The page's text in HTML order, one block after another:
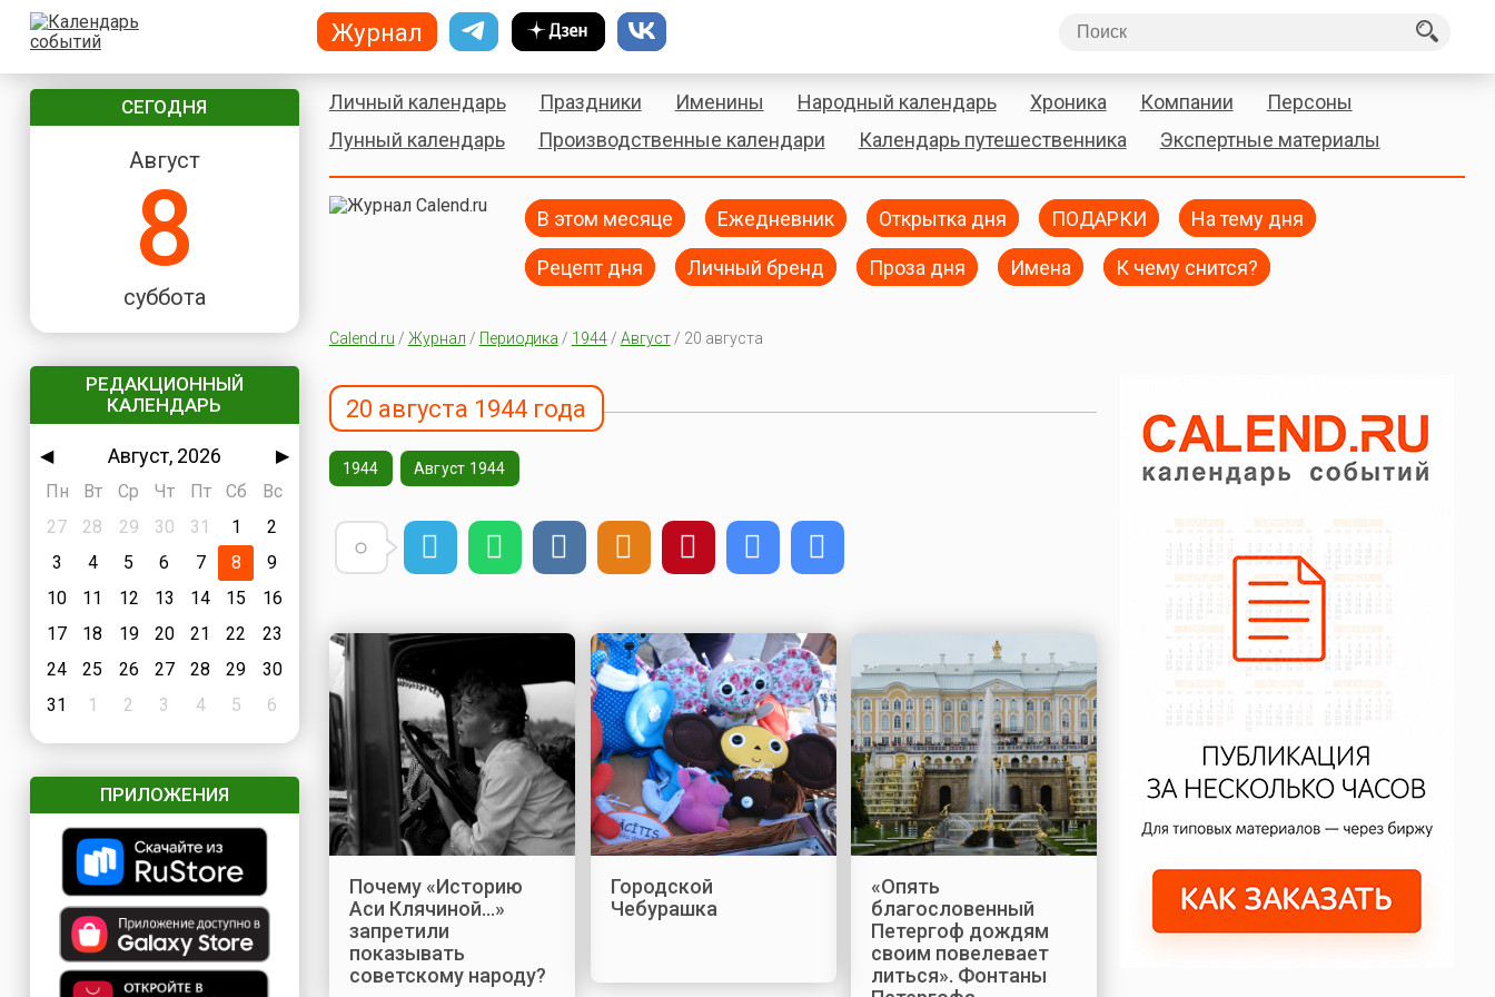
СЕГОДНЯ
Август
8
суббота
РЕДАКЦИОННЫЙ
КАЛЕНДАРЬ
◀ Август, 2026
▶
Пн
Вт Ср Чт Пт Сб
Вс
27
28 29 30 31 1
2
3
4 5 6 7 8
9
10
11 12 13 14 15
16
17
18 19 20 21 22
23
24
25 26 27 28 29
30
31
1 2 3 4 5 6
ПРИЛОЖЕНИЯ
Личный календарь Праздники Именины Народный календарь Хроника Компании
Персоны
Лунный календарь
Производственные календари Календарь путешественника Экспертные материалы
В этом месяце Ежедневник Открытка дня ПОДАРКИ На тему дня
Рецепт дня Личный бренд Проза дня Имена К чему снится?
Calend.ru / Журнал / Периодика / 1944/ Август/ 20 августа
20 августа 1944 года
1944 Август 1944
Почему «Историю
Аси Клячиной…»
запретили
показывать
советскому народу?
Городской
Чебурашка
«Опять
благословенный
Петергоф дождям
своим повелевает
литься». Фонтаны
Журнал